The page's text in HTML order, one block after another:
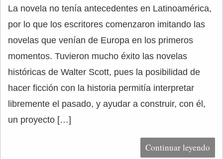
La novela no tenía antecedentes en Latinoamérica,
por lo que los escritores comenzaron imitando las
novelas que venían de Europa en los primeros
momentos. Tuvieron mucho éxito las novelas
históricas de Walter Scott, pues la posibilidad de
hacer ficción con la historia permitía interpretar
libremente el pasado, y ayudar a construir, con él,
un proyecto […]
Continuar leyendo